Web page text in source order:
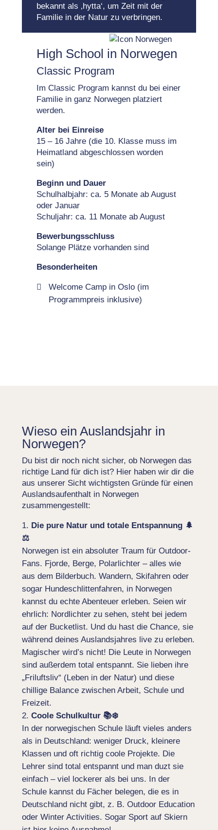
bekannt als ‚hytta‘, um Zeit mit der
Familie in der Natur zu verbringen.
High School in Norwegen
Classic Program
Im Classic Program kannst du bei einer
Familie in ganz Norwegen platziert
werden.
Alter bei Einreise
15 – 16 Jahre (die 10. Klasse muss im
Heimatland abgeschlossen worden
sein)
Beginn und Dauer
Schulhalbjahr: ca. 5 Monate ab August
oder Januar
Schuljahr: ca. 11 Monate ab August
Bewerbungsschluss
Solange Plätze vorhanden sind
Besonderheiten
Welcome Camp in Oslo (im
Programmpreis inklusive)
Wieso ein Auslandsjahr in
Norwegen?
Du bist dir noch nicht sicher, ob Norwegen das
richtige Land für dich ist? Hier haben wir dir die
aus unserer Sicht wichtigsten Gründe für einen
Auslandsaufenthalt in Norwegen
zusammengestellt:
Die pure Natur und totale Entspannung 🌲
⚖️
Norwegen ist ein absoluter Traum für Outdoor-
Fans. Fjorde, Berge, Polarlichter – alles wie
aus dem Bilderbuch. Wandern, Skifahren oder
sogar Hundeschlittenfahren, in Norwegen
kannst du echte Abenteuer erleben. Seien wir
ehrlich: Nordlichter zu sehen, steht bei jedem
auf der Bucketlist. Und du hast die Chance, sie
während deines Auslandsjahres live zu erleben.
Magischer wird’s nicht! Die Leute in Norwegen
sind außerdem total entspannt. Sie lieben ihre
„Friluftsliv“ (Leben in der Natur) und diese
chillige Balance zwischen Arbeit, Schule und
Freizeit.
Coole Schulkultur 📚❄️
In der norwegischen Schule läuft vieles anders
als in Deutschland: weniger Druck, kleinere
Klassen und oft richtig coole Projekte. Die
Lehrer sind total entspannt und man duzt sie
einfach – viel lockerer als bei uns. In der
Schule kannst du Fächer belegen, die es in
Deutschland nicht gibt, z. B. Outdoor Education
oder Winter Activities. Sogar Sport auf Skiern